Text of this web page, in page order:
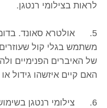
לראות בצילומי רנטגן.
5. אולטרא סאונד.
משתמש בגלי קול
של האיברים הפנימיים
האם קיים איזשהו גידול או
6. צילומי רנטגן